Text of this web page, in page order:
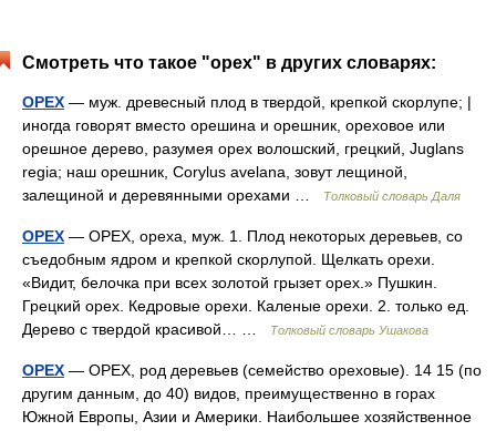
Смотреть что такое "орех" в других словарях:
ОРЕХ — муж. древесный плод в твердой, крепкой скорлупе; |
иногда говорят вместо орешина и орешник, ореховое или
орешное дерево, разумея орех волошский, грецкий, Juglans
regia; наш орешник, Corylus avelana, зовут лещиной,
залещиной и деревянными орехами …
Толковый словарь Даля
ОРЕХ — ОРЕХ, ореха, муж. 1. Плод некоторых деревьев, со
съедобным ядром и крепкой скорлупой. Щелкать орехи.
«Видит, белочка при всех золотой грызет орех.» Пушкин.
Грецкий орех. Кедровые орехи. Каленые орехи. 2. только ед.
Дерево с твердой красивой… …
Толковый словарь Ушакова
ОРЕХ — ОРЕХ, род деревьев (семейство ореховые). 14 15 (по
другим данным, до 40) видов, преимущественно в горах
Южной Европы, Азии и Америки. Наибольшее хозяйственное